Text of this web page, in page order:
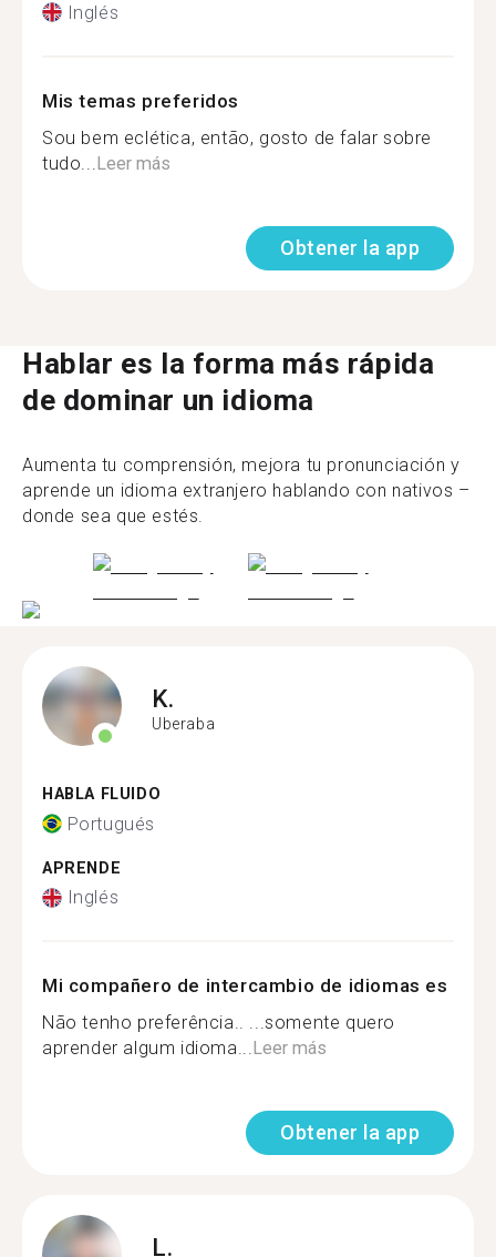
Inglés
Mis temas preferidos
Sou bem eclética, então, gosto de falar sobre
tudo... Leer más
Obtener la app
Hablar es la forma más rápida
de dominar un idioma
Aumenta tu comprensión, mejora tu pronunciación y
aprende un idioma extranjero hablando con nativos –
donde sea que estés.
K.
Uberaba
HABLA FLUIDO
Portugués
APRENDE
Inglés
Mi compañero de intercambio de idiomas es
Não tenho preferência.. ...somente quero
aprender algum idioma...Leer más
Obtener la app
L.